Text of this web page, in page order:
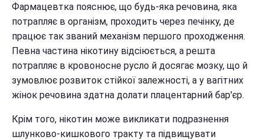
Фармацевтка пояснює, що будь-яка речовина, яка
потрапляє в організм, проходить через печінку, де
працює так званий механізм першого проходження.
Певна частина нікотину відсіюється, а решта
потрапляє в кровоносне русло й досягає мозку, що й
зумовлює розвиток стійкої залежності, а у вагітних
жінок речовина здатна долати плацентарний бар'єр.
Крім того, нікотин може викликати подразнення
шлунково-кишкового тракту та підвищувати